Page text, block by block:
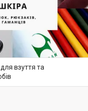
взуття та